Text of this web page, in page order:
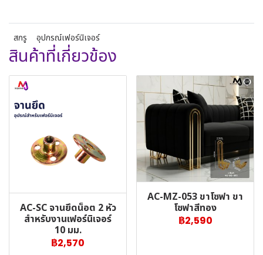
สกรู อุปกรณ์เฟอร์นิเจอร์
สินค้าที่เกี่ยวข้อง
AC-SC จานยึดน็อต 2 หัว
สำหรับงานเฟอร์นิเจอร์
10 มม.
฿2,570
AC-MZ-053 ขาโซฟา ขา
โซฟาสีทอง
฿2,590